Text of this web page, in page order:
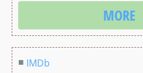
MORE
■ IMDb